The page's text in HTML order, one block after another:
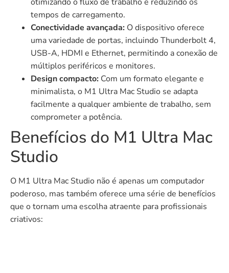
tempos de carregamento.
Conectividade avançada: O dispositivo oferece
uma variedade de portas, incluindo Thunderbolt 4,
USB-A, HDMI e Ethernet, permitindo a conexão de
múltiplos periféricos e monitores.
Design compacto: Com um formato elegante e
minimalista, o M1 Ultra Mac Studio se adapta
facilmente a qualquer ambiente de trabalho, sem
comprometer a potência.
Benefícios do M1 Ultra Mac
Studio
O M1 Ultra Mac Studio não é apenas um computador
poderoso, mas também oferece uma série de benefícios
que o tornam uma escolha atraente para profissionais
criativos: